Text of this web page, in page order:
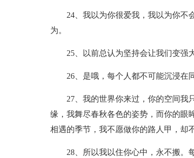
24、我以为你很爱我，我以为你不
为。
25、以前总认为坚持会让我们变强
26、是哦，每个人都不可能沉浸在
27、我的世界你来过，你的空间我
缘，我舞尽春秋各色的姿势，而你的眼
相遇的季节，我不愿做你的路人甲，却
28、所以我以住你心中，永不搬。